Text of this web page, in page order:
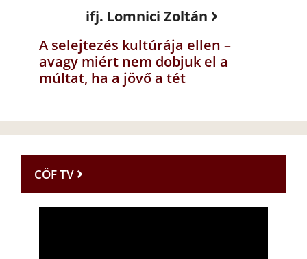
ifj. Lomnici Zoltán
A selejtezés kultúrája ellen –
avagy miért nem dobjuk el a
múltat, ha a jövő a tét
CÖF TV